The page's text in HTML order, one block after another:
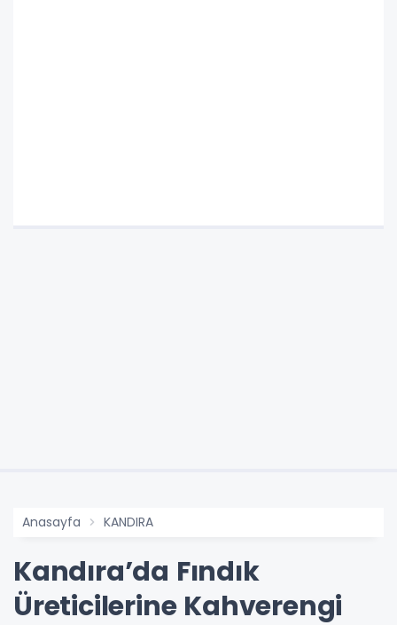
Anasayfa KANDIRA
Kandıra’da Fındık
Üreticilerine Kahverengi